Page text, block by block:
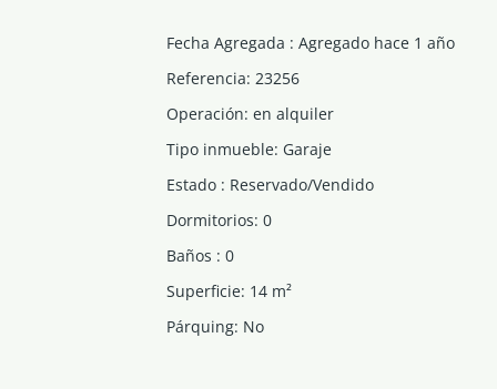
Fecha Agregada : Agregado hace 1 año
Referencia: 23256
Operación: en alquiler
Tipo inmueble: Garaje
Estado : Reservado/Vendido
Dormitorios: 0
Baños : 0
Superficie: 14 m²
Párquing: No